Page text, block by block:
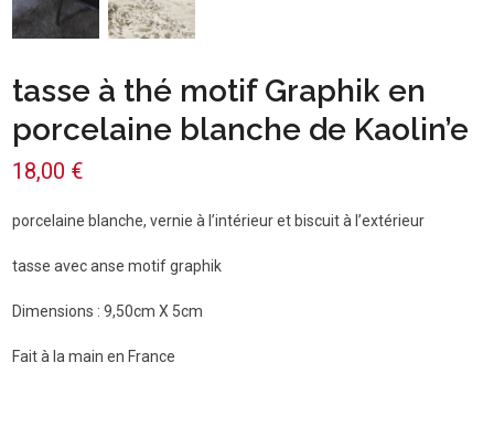
tasse à thé motif Graphik en
porcelaine blanche de Kaolin’e
18,00 €
porcelaine blanche, vernie à l’intérieur et biscuit à l’extérieur
tasse avec anse motif graphik
Dimensions : 9,50cm X 5cm
Fait à la main en France